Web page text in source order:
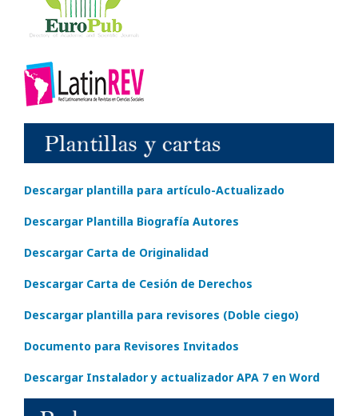
Descargar plantilla para artículo-Actualizado
Descargar Plantilla Biografía Autores
Descargar Carta de Originalidad
Descargar Carta de Cesión de Derechos
Descargar plantilla para revisores (Doble ciego)
Documento para Revisores Invitados
Descargar Instalador y actualizador APA 7 en Word